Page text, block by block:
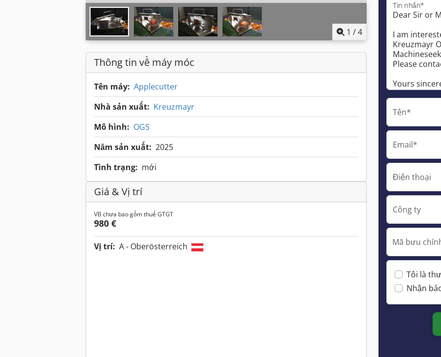
1 /4
Thông tin về máy móc
Tên máy: Applecutter
Nhà sản xuất: Kreuzmayr
Mô hình: OGS
Năm sản xuất: 2025
Tình trạng: mới
Giá & Vị trí
VB chưa bao gồm thuế GTGT
980 €
Vị trí: A - Oberösterreich
Tin nhắn*
Tên*
Email*
Điện thoại
Công ty
Mã bưu
Tôi là
Nhận